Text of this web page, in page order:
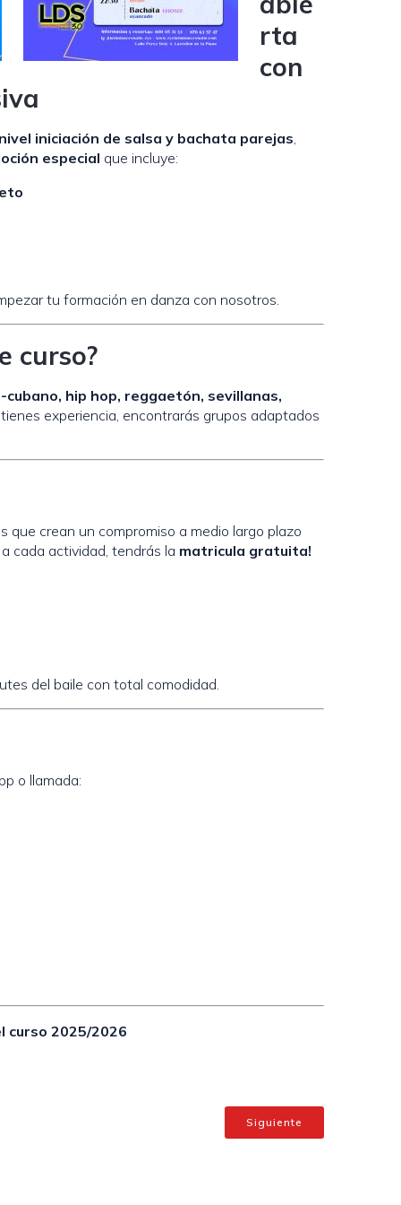
rta
con
iniciación de salsa y bachata parejas,
especial que incluye:
tu formación en danza con nosotros.
curso?
hip hop, reggaetón, sevillanas,
experiencia, encontrarás grupos adaptados
que crean un compromiso a medio largo plazo
cada actividad, tendrás la matricula gratuita!
del baile con total comodidad.
o llamada:
curso 2025/2026
Siguiente